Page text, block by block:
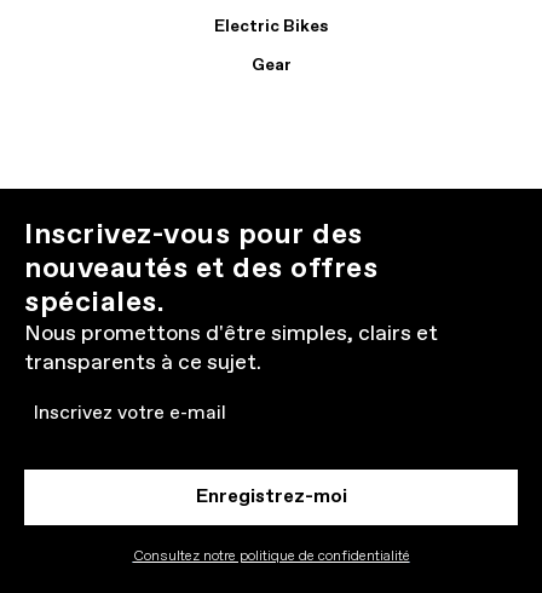
Electric Bikes
Gear
Inscrivez-vous pour des
nouveautés et des offres
spéciales.
Nous promettons d'être simples, clairs et
transparents à ce sujet.
Email
Enregistrez-moi
Consultez notre politique de confidentialité